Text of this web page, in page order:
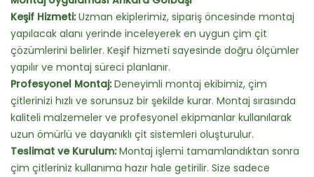
Keşif Hizmeti:Uzman ekiplerimiz, sipariş öncesinde montaj
yapılacak alanı yerinde inceleyerek en uygun çim çit
çözümlerini belirler. Keşif hizmeti sayesinde doğru ölçümler
yapılır ve montaj süreci planlanır.
Profesyonel Montaj:Deneyimli montaj ekibimiz, çim
çitlerinizi hızlı ve sorunsuz bir şekilde kurar. Montaj sırasında
kaliteli malzemeler ve profesyonel ekipmanlar kullanılarak
uzun ömürlü ve dayanıklı çit sistemleri oluşturulur.
Teslimat ve Kurulum:Montaj işlemi tamamlandıktan sonra
çim çitleriniz kullanıma hazır hale getirilir. Size sadece